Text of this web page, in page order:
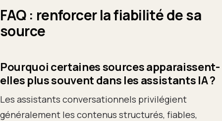
FAQ : renforcer la fiabilité de sa
source
Pourquoi certaines sources apparaissent-
elles plus souvent dans les assistants IA ?
Les assistants conversationnels privilégient
généralement les contenus structurés, fiables,